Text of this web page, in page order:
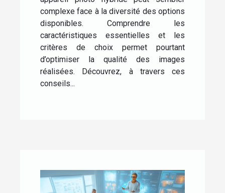
complexe face à la diversité des options
disponibles. Comprendre les
caractéristiques essentielles et les
critères de choix permet pourtant
d’optimiser la qualité des images
réalisées. Découvrez, à travers ces
conseils...